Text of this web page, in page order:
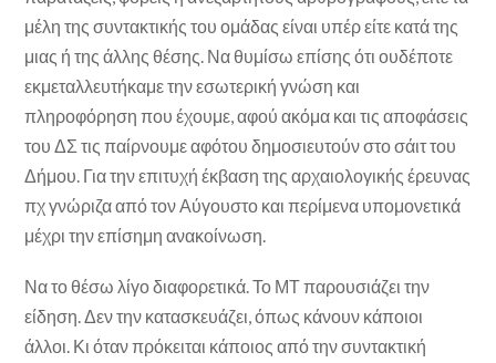
μέλη της συντακτικής του ομάδας είναι υπέρ είτε κατά της
μιας ή της άλλης θέσης. Να θυμίσω επίσης ότι ουδέποτε
εκμεταλλευτήκαμε την εσωτερική γνώση και
πληροφόρηση που έχουμε, αφού ακόμα και τις αποφάσεις
του ΔΣ τις παίρνουμε αφότου δημοσιευτούν στο σάιτ του
Δήμου. Για την επιτυχή έκβαση της αρχαιολογικής έρευνας
πχ γνώριζα από τον Αύγουστο και περίμενα υπομονετικά
μέχρι την επίσημη ανακοίνωση.
Να το θέσω λίγο διαφορετικά. Το ΜΤ παρουσιάζει την
είδηση. Δεν την κατασκευάζει, όπως κάνουν κάποιοι
άλλοι. Κι όταν πρόκειται κάποιος από την συντακτική